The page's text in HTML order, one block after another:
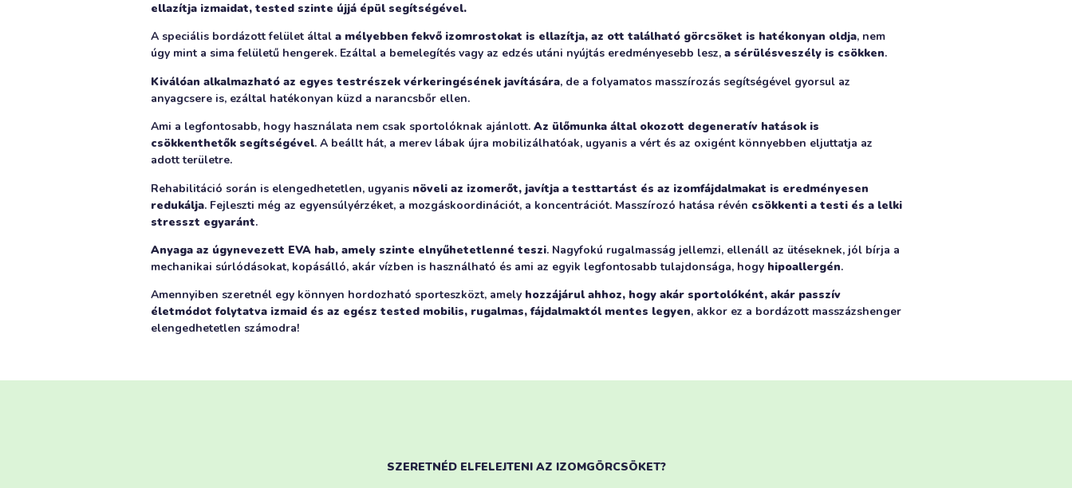
ellazítja izmaidat, tested szinte újjá épül segítségével.
A speciális bordázott felület által a mélyebben fekvő izomrostokat is ellazítja, az ott található görcsöket is hatékonyan oldja, nem
úgy mint a sima felületű hengerek. Ezáltal a bemelegítés vagy az edzés utáni nyújtás eredményesebb lesz, a sérülésveszély is csökken.
Kiválóan alkalmazható az egyes testrészek vérkeringésének javítására, de a folyamatos masszírozás segítségével gyorsul az
anyagcsere is, ezáltal hatékonyan küzd a narancsbőr ellen.
Ami a legfontosabb, hogy használata nem csak sportolóknak ajánlott. Az ülőmunka által okozott degeneratív hatások is
csökkenthetők segítségével. A beállt hát, a merev lábak újra mobilizálhatóak, ugyanis a vért és az oxigént könnyebben eljuttatja az
adott területre.
Rehabilitáció során is elengedhetetlen, ugyanis növeli az izomerőt, javítja a testtartást és az izomfájdalmakat is eredményesen
redukálja. Fejleszti még az egyensúlyérzéket, a mozgáskoordinációt, a koncentrációt. Masszírozó hatása révén csökkenti a testi és a lelki
stresszt egyaránt.
Anyaga az úgynevezett EVA hab, amely szinte elnyűhetetlenné teszi. Nagyfokú rugalmasság jellemzi, ellenáll az ütéseknek, jól bírja a
mechanikai súrlódásokat, kopásálló, akár vízben is használható és ami az egyik legfontosabb tulajdonsága, hogy hipoallergén.
Amennyiben szeretnél egy könnyen hordozható sporteszközt, amely hozzájárul ahhoz, hogy akár sportolóként, akár passzív
életmódot folytatva izmaid és az egész tested mobilis, rugalmas, fájdalmaktól mentes legyen, akkor ez a bordázott masszázshenger
elengedhetetlen számodra!
SZERETNÉD ELFELEJTENI AZ IZOMGÖRCSÖKET?